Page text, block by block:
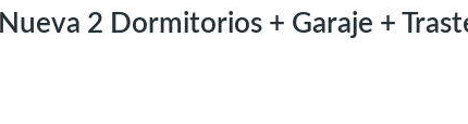
2 Dormitorios + Garaje +